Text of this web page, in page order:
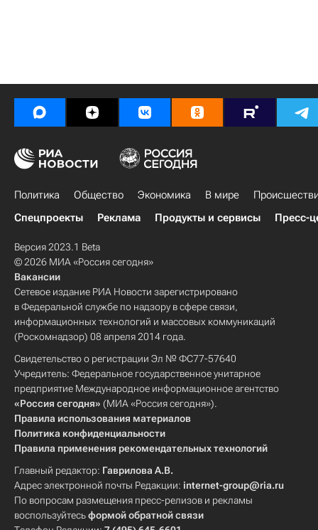
Политика Общество Экономика В мире
Спецпроекты
Реклама Продукты и сервисы Пресс-
Версия 2023.1 Beta
© 2026 МИА «Россия сегодня»
Вакансии
Сетевое издание РИА Новости зарегистрировано
в Федеральной службе по надзору в сфере связи,
информационных технологий и массовых коммуникаций
(Роскомнадзор) 08 апреля 2014 года.
Свидетельство о регистрации Эл № ФС77-57640
Учредитель: Федеральное государственное унитарное
предприятие Международное информационное агентство
«Россия сегодня» (МИА «Россия сегодня»).
Правила использования материалов
Политика конфиденциальности
Правила применения рекомендательных технологий
Главный редактор: Гаврилова А.В.
Адрес электронной почты Редакции: internet-group@ria.ru
По вопросам размещения пресс-релизов и рекламы
воспользуйтесьформой обратной связи